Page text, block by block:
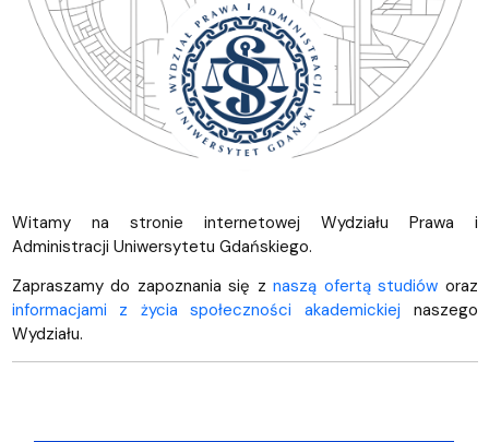
Witamy na stronie internetowej Wydziału Prawa i
Administracji Uniwersytetu Gdańskiego.
Zapraszamy do zapoznania się z naszą ofertą studiów oraz
informacjami z życia społeczności akademickiej naszego
Wydziału.